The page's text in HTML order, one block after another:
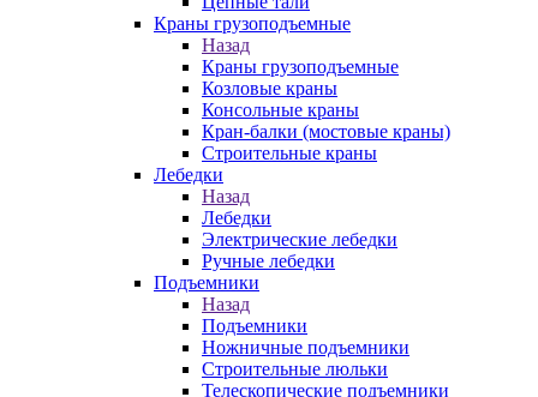
Краны грузоподъемные
Назад
Краны грузоподъемные
Козловые краны
Консольные краны
Кран-балки (мостовые краны)
Строительные краны
Лебедки
Назад
Лебедки
Электрические лебедки
Ручные лебедки
Подъемники
Назад
Подъемники
Ножничные подъемники
Строительные люльки
Телескопические подъемники